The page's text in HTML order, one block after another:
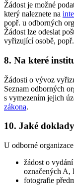
Žádost je možné
který naleznete na
popř. u odborných
Žádost lze odeslat
vyřizující osobě,
8. Na které
Žádosti o vývoz
Seznam odborných
s vymezením jejich
zákona.
10. Jaké
U odborné
žádost o
označených A,
fotografie